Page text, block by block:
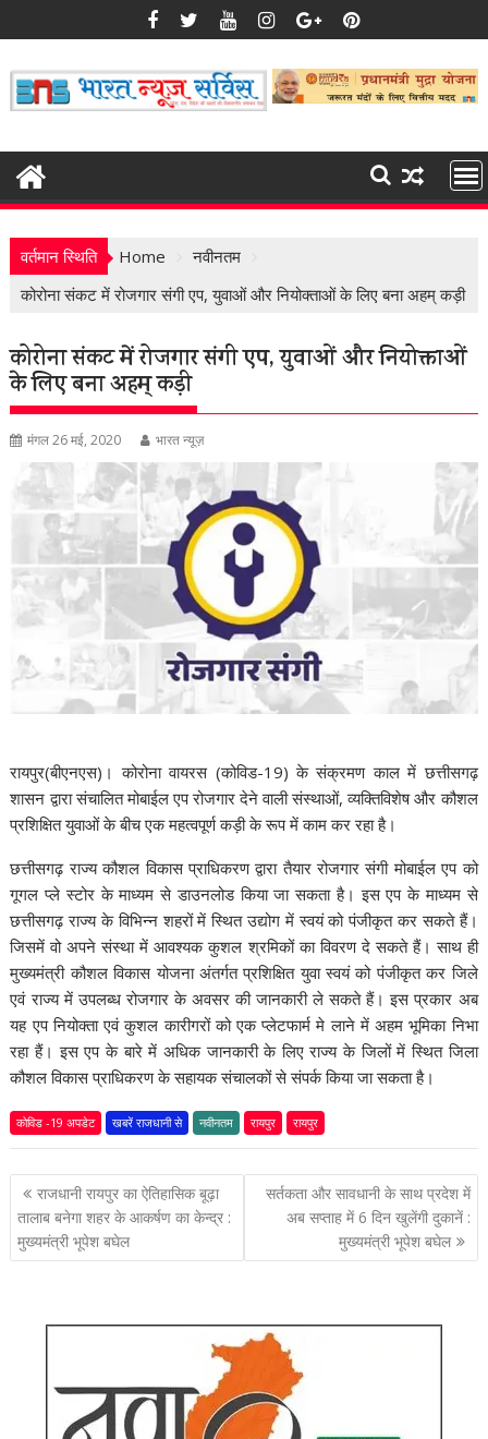
to
वर्तमान स्थिति Home
नवीनतम
कोरोना संकट में रोजगार संगी एप, युवाओं और नियोक्ताओं के लिए बना अहम् कड़ी
कोरोना संकट में रोजगार संगी एप, युवाओं और नियोक्ताओं
के लिए बना अहम् कड़ी
मंगल 26 मई, 2020 भारत न्यूज़
रायपुर(बीएनएस) । कोरोना वायरस (कोविड-19) के संक्रमण काल में छत्तीसगढ़
शासन द्वारा संचालित मोबाईल एप रोजगार देने वाली संस्थाओं, व्यक्तिविशेष और कौशल
प्रशिक्षित युवाओं के बीच एक महत्वपूर्ण कड़ी के रूप में काम कर रहा है।
छत्तीसगढ़ राज्य कौशल विकास प्राधिकरण द्वारा तैयार रोजगार संगी मोबाईल एप को
गूगल प्ले स्टोर के माध्यम से डाउनलोड किया जा सकता है। इस एप के माध्यम से
छत्तीसगढ़ राज्य के विभिन्न शहरों में स्थित उद्योग में स्वयं को पंजीकृत कर सकते हैं।
जिसमें वो अपने संस्था में आवश्यक कुशल श्रमिकों का विवरण दे सकते हैं। साथ ही
मुख्यमंत्री कौशल विकास योजना अंतर्गत प्रशिक्षित युवा स्वयं को पंजीकृत कर जिले
एवं राज्य में उपलब्ध रोजगार के अवसर की जानकारी ले सकते हैं। इस प्रकार अब
यह एप नियोक्ता एवं कुशल कारीगरों को एक प्लेटफार्म मे लाने में अहम भूमिका निभा
रहा हैं। इस एप के बारे में अधिक जानकारी के लिए राज्य के जिलों में स्थित जिला
कौशल विकास प्राधिकरण के सहायक संचालकों से संपर्क किया जा सकता है।
कोविड -19 अपडेट खबरें राजधानी से नवीनतम रायपुर रायपुर
पोस्ट
नेविगेशन
राजधानी रायपुर का ऐतिहासिक बूढ़ा
तालाब बनेगा शहर के आकर्षण का केन्द्र :
मुख्यमंत्री भूपेश बघेल
सर्तकता और सावधानी के साथ प्रदेश में
अब सप्ताह में 6 दिन खुलेंगी दुकानें :
मुख्यमंत्री भूपेश बघेल